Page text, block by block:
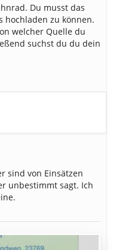
Du musst das
hochladen zu können.
welcher Quelle du
suchst du du dein
sind von Einsätzen
unbestimmt sagt. Ich